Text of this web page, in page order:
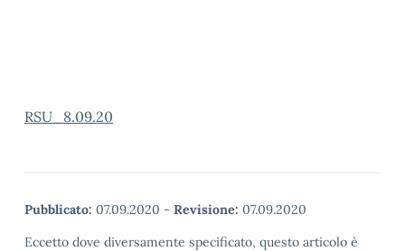
RSU_8.09.20
Pubblicato: 07.09.2020 - Revisione: 07.09.2020
Eccetto dove diversamente specificato, questo articolo è